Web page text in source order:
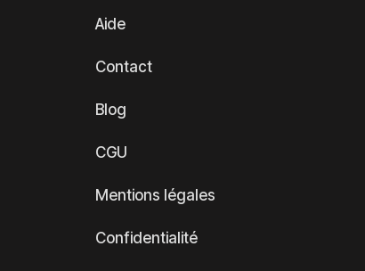
Aide
Contact
Blog
CGU
Mentions légales
Confidentialité